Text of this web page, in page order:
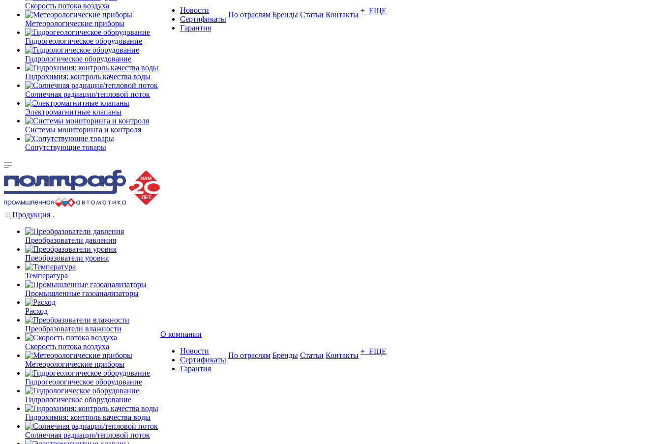
Скорость потока воздуха
Метеорологические приборы
Гидрогеологическое оборудование
Гидрологическое оборудование
Гидрохимия: контроль качества воды
Солнечная радиация/тепловой поток
Электромагнитные клапаны
Системы мониторинга и контроля
Сопутствующие товары
Новости
Сертификаты
Гарантия
По отраслям Бренды Статьи Контакты + ЕЩЕ
Продукция
Преобразователи давления
Преобразователи уровня
Температура
Промышленные газоанализаторы
Расход
Преобразователи влажности
Скорость потока воздуха
Метеорологические приборы
Гидрогеологическое оборудование
Гидрологическое оборудование
Гидрохимия: контроль качества воды
Солнечная радиация/тепловой поток
О компании
Новости
Сертификаты
Гарантия
По отраслям Бренды Статьи Контакты + ЕЩЕ